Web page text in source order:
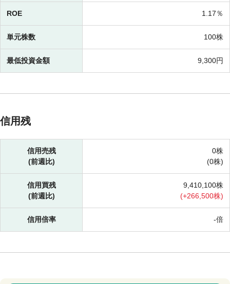
ROE 1.17％
単元株数 100株
最低投資金額 9,300円
信用残
信用売残
(前週比)
0株
(0株)
信用買残
(前週比)
9,410,100株
(+266,500株)
信用倍率 -倍